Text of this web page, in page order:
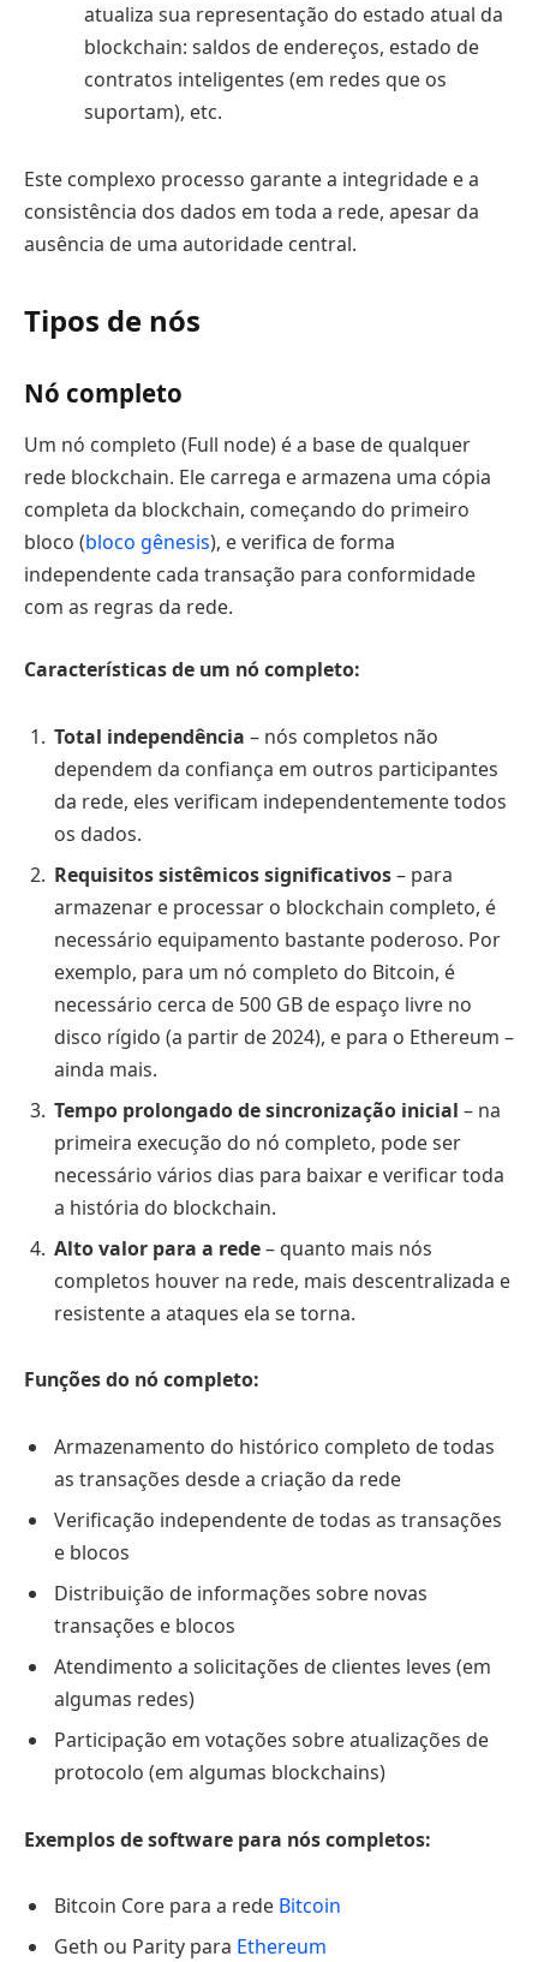
atualiza sua representação do estado atual da
blockchain: saldos de endereços, estado de
contratos inteligentes (em redes que os
suportam), etc.
Este complexo processo garante a integridade e a
consistência dos dados em toda a rede, apesar da
ausência de uma autoridade central.
Tipos de nós
Nó completo
Um nó completo (Full node) é a base de qualquer
rede blockchain. Ele carrega e armazena uma cópia
completa da blockchain, começando do primeiro
bloco (bloco gênesis), e verifica de forma
independente cada transação para conformidade
com as regras da rede.
Características de um nó completo:
Total independência – nós completos não
dependem da confiança em outros participantes
da rede, eles verificam independentemente todos
os dados.
Requisitos sistêmicos significativos– para
armazenar e processar o blockchain completo, é
necessário equipamento bastante poderoso. Por
exemplo, para um nó completo do Bitcoin, é
necessário cerca de 500 GB de espaço livre no
disco rígido (a partir de 2024), e para o Ethereum –
ainda mais.
Tempo prolongado de sincronização inicial – na
primeira execução do nó completo, pode ser
necessário vários dias para baixar e verificar toda
a história do blockchain.
Alto valor para a rede– quanto mais nós
completos houver na rede, mais descentralizada e
resistente a ataques ela se torna.
Funções do nó completo:
Armazenamento do histórico completo de todas
as transações desde a criação da rede
Verificação independente de todas as transações
e blocos
Distribuição de informações sobre novas
transações e blocos
Atendimento a solicitações de clientes leves (em
algumas redes)
Participação em votações sobre atualizações de
protocolo (em algumas blockchains)
Exemplos de software para nós completos:
Bitcoin Core para a rede Bitcoin
Geth ou Parity para Ethereum